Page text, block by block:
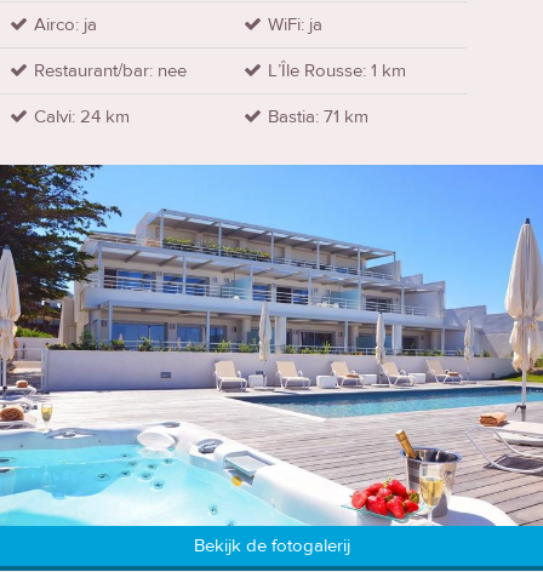
Airco: ja
WiFi: ja
Restaurant/bar: nee
L’Île Rousse: 1 km
Calvi: 24 km
Bastia: 71 km
Bekijk de fotogalerij